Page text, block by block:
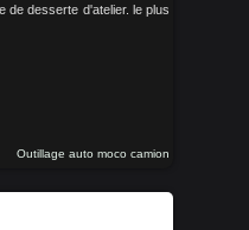
de desserte d'atelier. le plus
Outillage auto moco camion